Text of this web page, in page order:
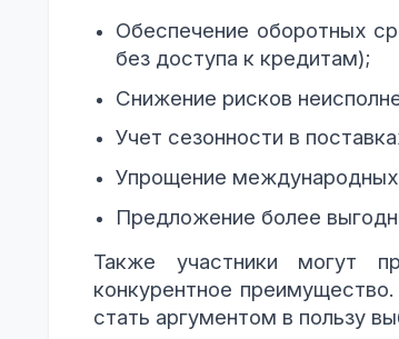
Обеспечение оборотных
без доступа к кредитам);
Снижение рисков
Учет сезонности в
Упрощение международных
Предложение более
Также участники могут
конкурентное
стать аргументом в пользу